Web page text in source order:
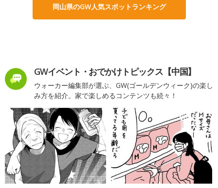
岡山県のGW人気スポットランキング
GWイベント・おでかけトピックス【中国】
ウォーカー編集部が選ぶ、GW(ゴールデンウィーク)の楽し
み方を紹介。家で楽しめるコンテンツも続々！